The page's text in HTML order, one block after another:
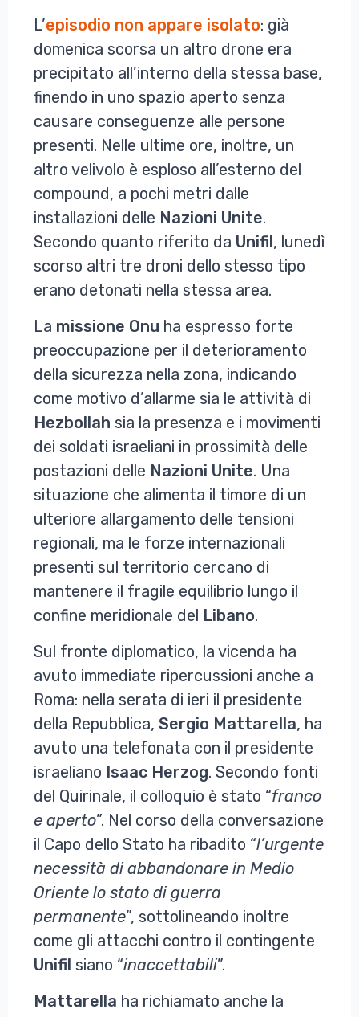
L’episodio non appare isolato: già
domenica scorsa un altro drone era
precipitato all’interno della stessa base,
finendo in uno spazio aperto senza
causare conseguenze alle persone
presenti. Nelle ultime ore, inoltre, un
altro velivolo è esploso all’esterno del
compound, a pochi metri dalle
installazioni delle Nazioni Unite.
Secondo quanto riferito da Unifil, lunedì
scorso altri tre droni dello stesso tipo
erano detonati nella stessa area.
La missione Onu ha espresso forte
preoccupazione per il deterioramento
della sicurezza nella zona, indicando
come motivo d’allarme sia le attività di
Hezbollah sia la presenza e i movimenti
dei soldati israeliani in prossimità delle
postazioni delle Nazioni Unite. Una
situazione che alimenta il timore di un
ulteriore allargamento delle tensioni
regionali, ma le forze internazionali
presenti sul territorio cercano di
mantenere il fragile equilibrio lungo il
confine meridionale del Libano.
Sul fronte diplomatico, la vicenda ha
avuto immediate ripercussioni anche a
Roma: nella serata di ieri il presidente
della Repubblica, Sergio Mattarella, ha
avuto una telefonata con il presidente
israeliano Isaac Herzog. Secondo fonti
del Quirinale, il colloquio è stato “franco
e aperto”. Nel corso della conversazione
il Capo dello Stato ha ribadito “l’urgente
necessità di abbandonare in Medio
Oriente lo stato di guerra
permanente”, sottolineando inoltre
come gli attacchi contro il contingente
Unifil siano “inaccettabili”.
Mattarella ha richiamato anche la